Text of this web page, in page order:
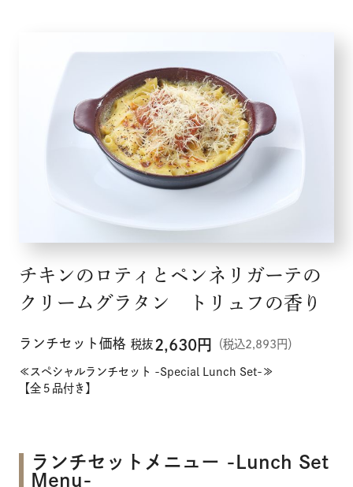
チキンのロティとペンネリガーテの
クリームグラタン トリュフの香り
ランチセット価格 税抜 2,630円 （税込2,893円）
≪スペシャルランチセット -Special Lunch Set-≫
【全５品付き】
ランチセットメニュー -Lunch Set
Menu-